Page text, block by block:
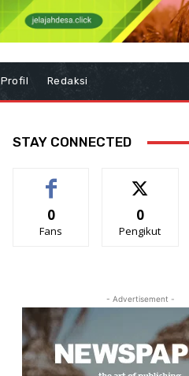
Profil Redaksi
STAY CONNECTED
0
Fans
0
Pengikut
- Advertisement -